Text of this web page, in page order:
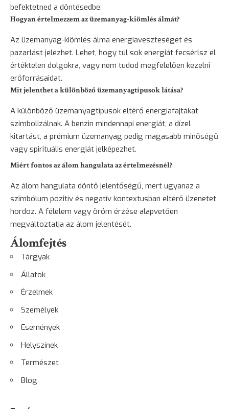
befektetned a döntésedbe.
Hogyan értelmezzem az üzemanyag-kiömlés álmát?
Az üzemanyag-kiömlés álma energiaveszteséget és
pazarlást jelezhet. Lehet, hogy túl sok energiát fecsérlsz el
értéktelen dolgokra, vagy nem tudod megfelelően kezelni
erőforrásaidat.
Mit jelenthet a különböző üzemanyagtípusok látása?
A különböző üzemanyagtípusok eltérő energiafajtákat
szimbolizálnak. A benzin mindennapi energiát, a dízel
kitartást, a prémium üzemanyag pedig magasabb minőségű
vagy spirituális energiát jelképezhet.
Miért fontos az álom hangulata az értelmezésnél?
Az álom hangulata döntő jelentőségű, mert ugyanaz a
szimbólum pozitív és negatív kontextusban eltérő üzenetet
hordoz. A félelem vagy öröm érzése alapvetően
megváltoztatja az álom jelentését.
Álomfejtés
Tárgyak
Állatok
Érzelmek
Személyek
Események
Helyszínek
Természet
Blog